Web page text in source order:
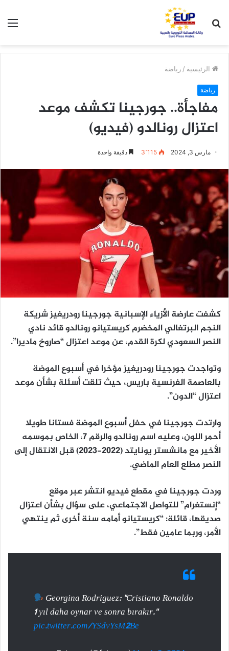
عن
الرئيسية / رياضة
رياضة
مفاجأة.. جورجينا تكشف موعد
اعتزال رونالدو (فيديو)
مارس 3, 2024 3٬115 دقيقة واحدة
كشفت عارضة الأزياء الإسبانية جورجينا رودريغيز شريكة
النجم البرتغالي المخضرم كريستيانو رونالدو قائد نادي
النصر السعودي لكرة القدم، عن موعد اعتزال “صاروخ ماديرا”.
وتواجدت جورجينا رودريغيز مؤخرا في أسبوع الموضة
بالعاصمة الفرنسية باريس، حيث تلقت أسئلة بشأن موعد
اعتزال “الدون”.
وارتدت جورجينا في حفل أسبوع الموضة فستانا طويلا
أحمر اللون، وعليه اسم رونالدو والرقم 7، الخاص بموسمه
الأخير مع مانشستر يونايتد (2022-2023) قبل الانتقال إلى
النصر مطلع العام الماضي.
وردت جورجينا في مقطع فيديو انتشر عبر موقع
“إنستغرام” للتواصل الاجتماعي، على سؤال بشأن اعتزال
صديقها، قائلة: “كريستيانو أمامه سنة أخرى ثم ينتهي
الأمر، وربما عامين فقط”.
Georgina Rodriguez: "Cristiano Ronaldo
1 yıl daha oynar ve sonra bırakır."
pic.twitter.com/YSdvYsM2Be